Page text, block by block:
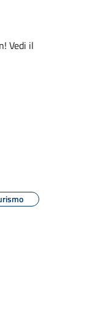
Vedi il